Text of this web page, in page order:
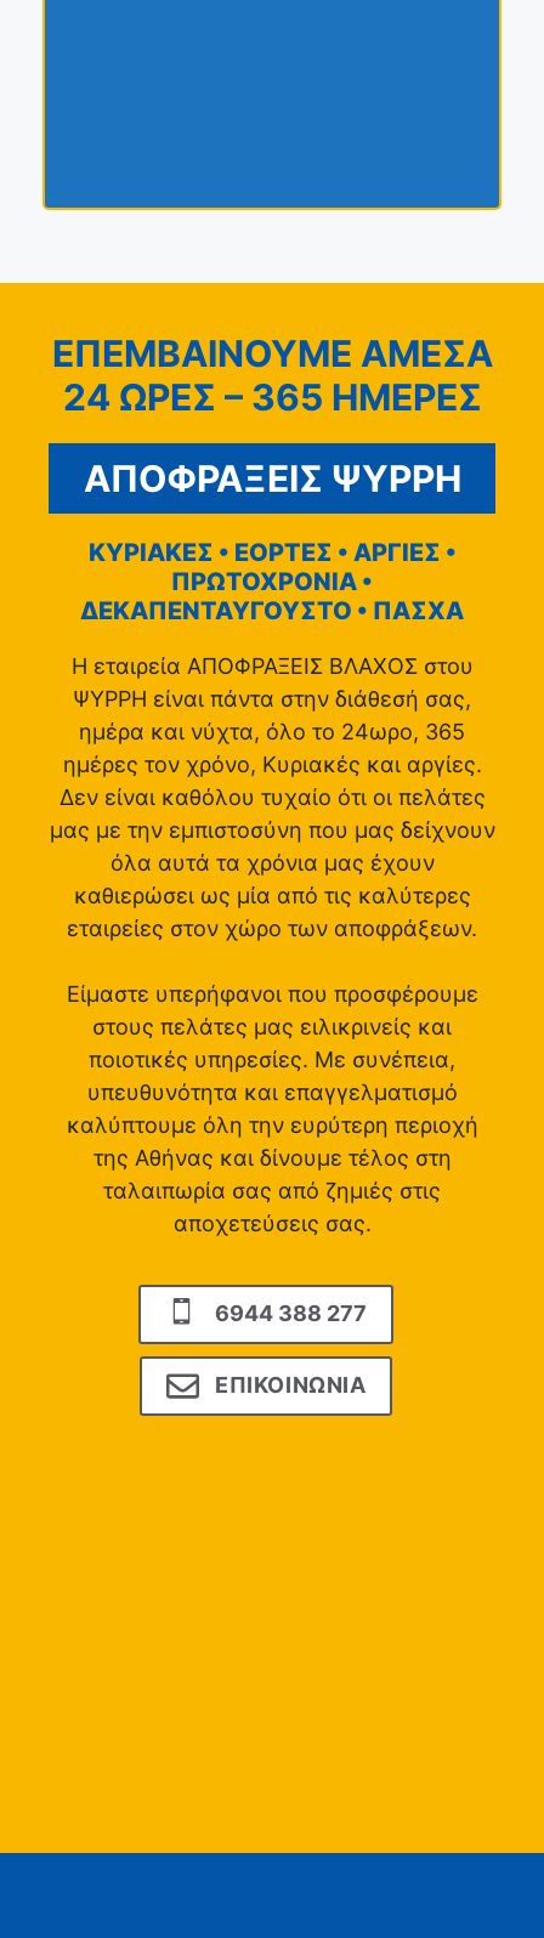
ΕΠΕΜΒΑΙΝΟΥΜΕ ΑΜΕΣΑ
24 ΩΡΕΣ – 365 ΗΜΕΡΕΣ
ΑΠΟΦΡΑΞΕΙΣ ΨΥΡΡΗ
ΚΥΡΙΑΚΕΣ • ΕΟΡΤΕΣ • ΑΡΓΙΕΣ •
ΠΡΩΤΟΧΡΟΝΙΑ •
ΔΕΚΑΠΕΝΤΑΥΓΟΥΣΤΟ • ΠΑΣΧΑ
Η εταιρεία ΑΠΟΦΡΑΞΕΙΣ ΒΛΑΧΟΣ στου
ΨΥΡΡΗ είναι πάντα στην διάθεσή σας,
ημέρα και νύχτα, όλο το 24ωρο, 365
ημέρες τον χρόνο, Κυριακές και αργίες.
Δεν είναι καθόλου τυχαίο ότι οι πελάτες
μας με την εμπιστοσύνη που μας δείχνουν
όλα αυτά τα χρόνια μας έχουν
καθιερώσει ως μία από τις καλύτερες
εταιρείες στον χώρο των αποφράξεων.
Είμαστε υπερήφανοι που προσφέρουμε
στους πελάτες μας ειλικρινείς και
ποιοτικές υπηρεσίες. Με συνέπεια,
υπευθυνότητα και επαγγελματισμό
καλύπτουμε όλη την ευρύτερη περιοχή
της Αθήνας και δίνουμε τέλος στη
ταλαιπωρία σας από ζημιές στις
αποχετεύσεις σας.
6944 388 277
ΕΠΙΚΟΙΝΩΝΙΑ